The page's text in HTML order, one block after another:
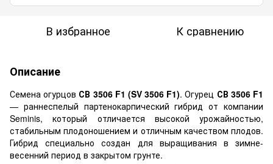
В избранное К сравнению
Описание
Семена огурцов СВ 3506 F1 (SV 3506 F1). Огурец СВ 3506 F1
— раннеспелый партенокарпический гибрид от компании
Seminis, который отличается высокой урожайностью,
стабильным плодоношением и отличным качеством плодов.
Гибрид специально создан для выращивания в зимне-
весенний период в закрытом грунте.